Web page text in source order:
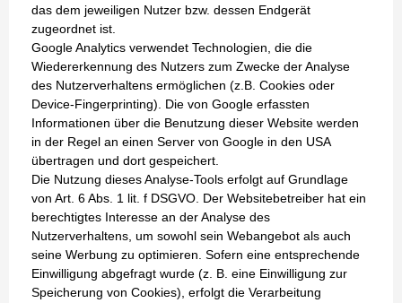
das dem jeweiligen Nutzer bzw. dessen Endgerät
zugeordnet ist.
Google Analytics verwendet Technologien, die die
Wiedererkennung des Nutzers zum Zwecke der Analyse
des Nutzerverhaltens ermöglichen (z.B. Cookies oder
Device-Fingerprinting). Die von Google erfassten
Informationen über die Benutzung dieser Website werden
in der Regel an einen Server von Google in den USA
übertragen und dort gespeichert.
Die Nutzung dieses Analyse-Tools erfolgt auf Grundlage
von Art. 6 Abs. 1 lit. f DSGVO. Der Websitebetreiber hat ein
berechtigtes Interesse an der Analyse des
Nutzerverhaltens, um sowohl sein Webangebot als auch
seine Werbung zu optimieren. Sofern eine entsprechende
Einwilligung abgefragt wurde (z. B. eine Einwilligung zur
Speicherung von Cookies), erfolgt die Verarbeitung